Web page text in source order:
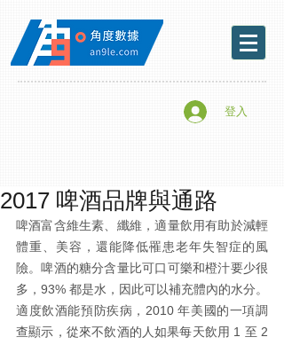
登入
2017 啤酒品牌與通路
啤酒富含維生素、纖維，適量飲用有助於減輕
體重、美容，還能降低罹患老年失智症的風
險。啤酒的糖分含量比可口可樂和橙汁要少很
多，93% 都是水，因此可以補充體內的水分。
適度飲酒能預防疾病，2010 年美國的一項調
查顯示，從來不飲酒的人如果每天飲用 1 至 2